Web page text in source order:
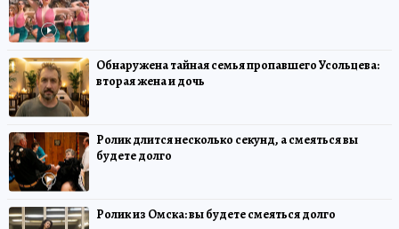
Обнаружена тайная семья пропавшего Усольцева:
вторая жена и дочь
Ролик длится несколько секунд, а смеяться вы
будете долго
Ролик из Омска: вы будете смеяться долго